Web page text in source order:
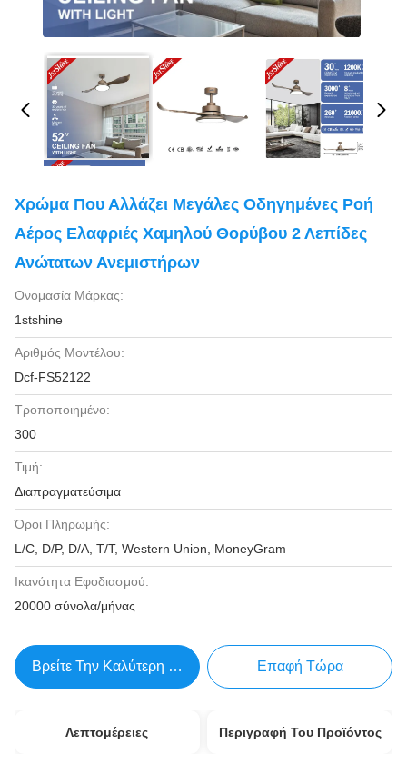
Χρώμα Που Αλλάζει Μεγάλες Οδηγημένες Ροή
Αέρος Ελαφριές Χαμηλού Θορύβου 2 Λεπίδες
Ανώτατων Ανεμιστήρων
Ονομασία Μάρκας:
1stshine
Αριθμός Μοντέλου:
Dcf-FS52122
Τροποποιημένο:
300
Τιμή:
Διαπραγματεύσιμα
Όροι Πληρωμής:
L/C, D/P, D/A, T/T, Western Union, MoneyGram
Ικανότητα Εφοδιασμού:
20000 σύνολα/μήνας
Βρείτε Την Καλύτερη Τιμή Επαφή Τώρα
Λεπτομέρειες Περιγραφή Του Προϊόντος